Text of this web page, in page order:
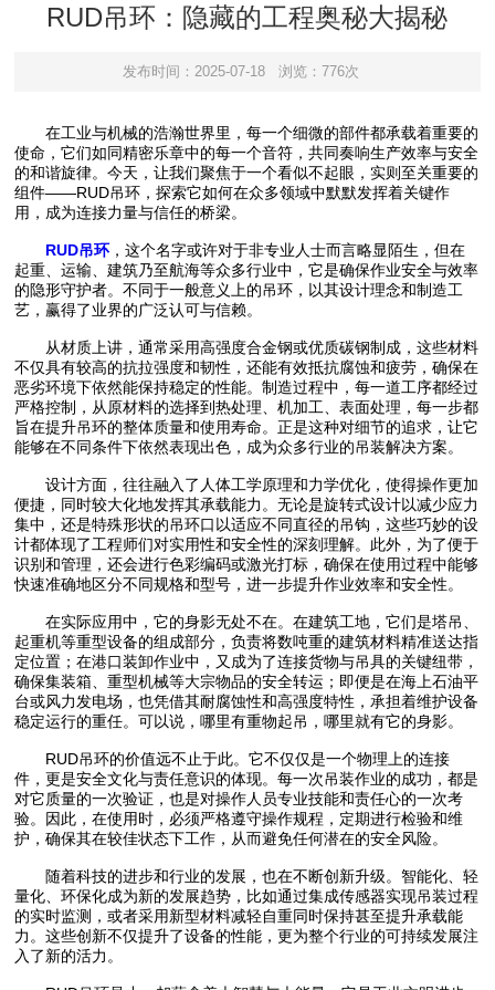
RUD吊环：隐藏的工程奥秘大揭秘
发布时间：2025-07-18 浏览：776次
在工业与机械的浩瀚世界里，每一个细微的部件都承载着重要的
使命，它们如同精密乐章中的每一个音符，共同奏响生产效率与安全
的和谐旋律。今天，让我们聚焦于一个看似不起眼，实则至关重要的
组件——RUD吊环，探索它如何在众多领域中默默发挥着关键作
用，成为连接力量与信任的桥梁。
RUD吊环，这个名字或许对于非专业人士而言略显陌生，但在
起重、运输、建筑乃至航海等众多行业中，它是确保作业安全与效率
的隐形守护者。不同于一般意义上的吊环，以其设计理念和制造工
艺，赢得了业界的广泛认可与信赖。
从材质上讲，通常采用高强度合金钢或优质碳钢制成，这些材料
不仅具有较高的抗拉强度和韧性，还能有效抵抗腐蚀和疲劳，确保在
恶劣环境下依然能保持稳定的性能。制造过程中，每一道工序都经过
严格控制，从原材料的选择到热处理、机加工、表面处理，每一步都
旨在提升吊环的整体质量和使用寿命。正是这种对细节的追求，让它
能够在不同条件下依然表现出色，成为众多行业的吊装解决方案。
设计方面，往往融入了人体工学原理和力学优化，使得操作更加
便捷，同时较大化地发挥其承载能力。无论是旋转式设计以减少应力
集中，还是特殊形状的吊环口以适应不同直径的吊钩，这些巧妙的设
计都体现了工程师们对实用性和安全性的深刻理解。此外，为了便于
识别和管理，还会进行色彩编码或激光打标，确保在使用过程中能够
快速准确地区分不同规格和型号，进一步提升作业效率和安全性。
在实际应用中，它的身影无处不在。在建筑工地，它们是塔吊、
起重机等重型设备的组成部分，负责将数吨重的建筑材料精准送达指
定位置；在港口装卸作业中，又成为了连接货物与吊具的关键纽带，
确保集装箱、重型机械等大宗物品的安全转运；即便是在海上石油平
台或风力发电场，也凭借其耐腐蚀性和高强度特性，承担着维护设备
稳定运行的重任。可以说，哪里有重物起吊，哪里就有它的身影。
RUD吊环的价值远不止于此。它不仅仅是一个物理上的连接
件，更是安全文化与责任意识的体现。每一次吊装作业的成功，都是
对它质量的一次验证，也是对操作人员专业技能和责任心的一次考
验。因此，在使用时，必须严格遵守操作规程，定期进行检验和维
护，确保其在较佳状态下工作，从而避免任何潜在的安全风险。
随着科技的进步和行业的发展，也在不断创新升级。智能化、轻
量化、环保化成为新的发展趋势，比如通过集成传感器实现吊装过程
的实时监测，或者采用新型材料减轻自重同时保持甚至提升承载能
力。这些创新不仅提升了设备的性能，更为整个行业的可持续发展注
入了新的活力。